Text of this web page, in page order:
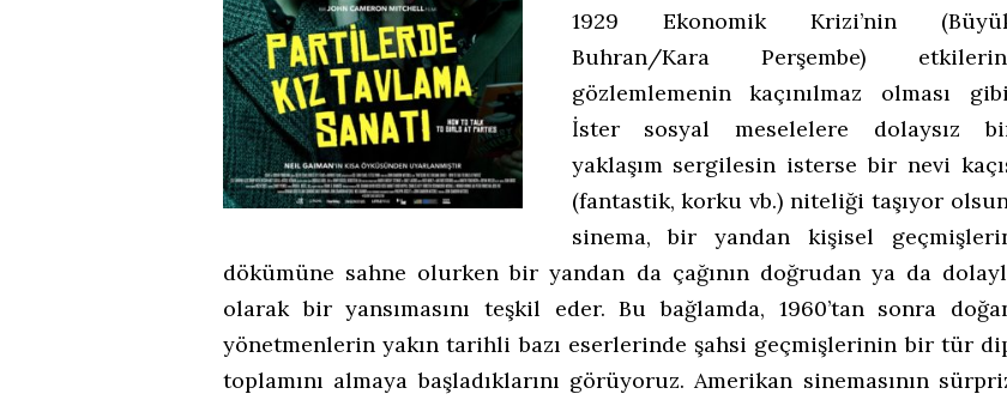
1929 Ekonomik Krizi’nin
Buhran/Kara Perşembe)
gözlemlemenin kaçınılmaz olması
İster sosyal meselelere dolaysız
yaklaşım sergilesin isterse bir nevi
(fantastik, korku vb.) niteliği taşıyor
sinema, bir yandan kişisel
dökümüne sahne olurken bir yandan da çağının doğrudan ya da
olarak bir yansımasını teşkil eder. Bu bağlamda, 1960’tan sonra
yönetmenlerin yakın tarihli bazı eserlerinde şahsi geçmişlerinin bir tür
toplamını almaya başladıklarını görüyoruz. Amerikan sinemasının